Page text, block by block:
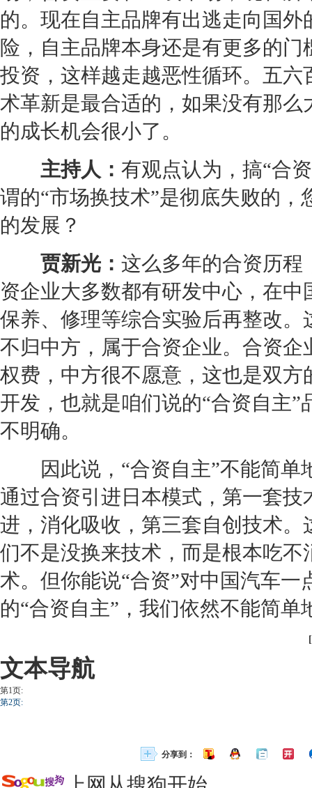
的。现在自主品牌有出逃走向国
险，自主品牌本身还是有更多的
投资，这样越走越恶性循环。五
术革新是最合适的，如果没有那
的成长机会很小了。
主持人： 有观点认为，搞“合
谓的“市场换技术”是彻底失败的
的发展？
贾新光： 这么多年的合资历程
资企业大多数都有研发中心，在
保养、修理等综合实验后再整改
不归中方，属于合资企业。合资
权费，中方很不愿意，这也是双
开发，也就是咱们说的“合资自主
不明确。
因此说，“合资自主”不能简单
通过合资引进日本模式，第一套
进，消化吸收，第三套自创技术
们不是没换来技术，而是根本吃
术。但你能说“合资”对中国汽车
的“合资自主”，我们依然不能
文本导航
第1页:
第2页:
分享到：